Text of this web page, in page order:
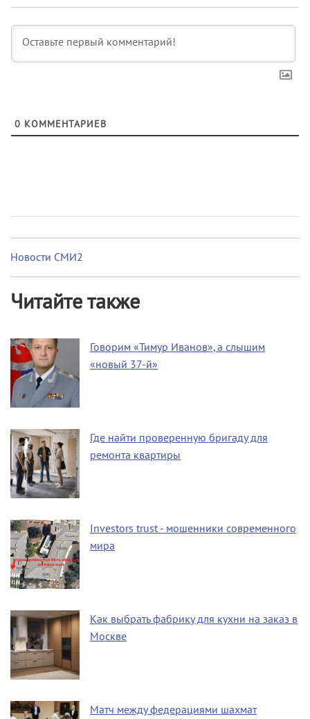
0 КОММЕНТАРИЕВ
Новости СМИ2
Читайте также
Говорим «Тимур Иванов», а слышим
«новый 37-й»
Где найти проверенную бригаду для
ремонта квартиры
Investors trust - мошенники современного
мира
Как выбрать фабрику для кухни на заказ в
Москве
Матч между федерациями шахмат